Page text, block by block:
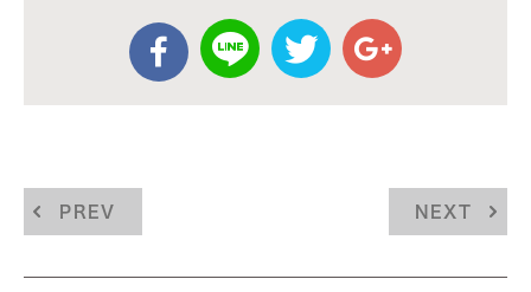
PREV NEXT